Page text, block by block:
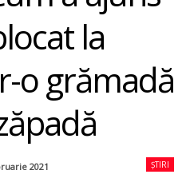
la
o grămadă
ȘTIRI
2021